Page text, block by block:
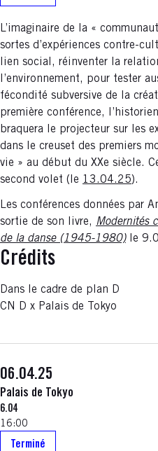
L’imaginaire de la «
sortes d’expériences contre-
lien social, réinventer la
l’environnement, pour tester
fécondité subversive de la
première conférence,
braquera le projecteur sur les
dans le creuset des premiers
vie » au début du XXe siècle.
second volet (le 13.04.25).
Les conférences données par
sortie de son livre, Modernités
de la danse (1945-1980)
le
Crédits
Dans le cadre de plan D
CN D x Palais de Tokyo
06.04.25
Palais de Tokyo
6.04
16:00
Terminé